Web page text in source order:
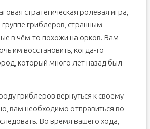
стратегическая ролевая игра,
гриблеров, странным
в чём-то похожи на орков. Вам
им восстановить, когда-то
который много лет назад был
гриблеров вернуться к своему
вам необходимо отправиться во
Во время вашего хода,